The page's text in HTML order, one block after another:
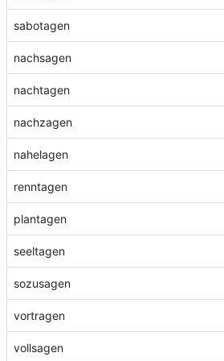
sabotagen
nachsagen
nachtagen
nachzagen
nahelagen
renntagen
plantagen
seeltagen
sozusagen
vortragen
vollsagen